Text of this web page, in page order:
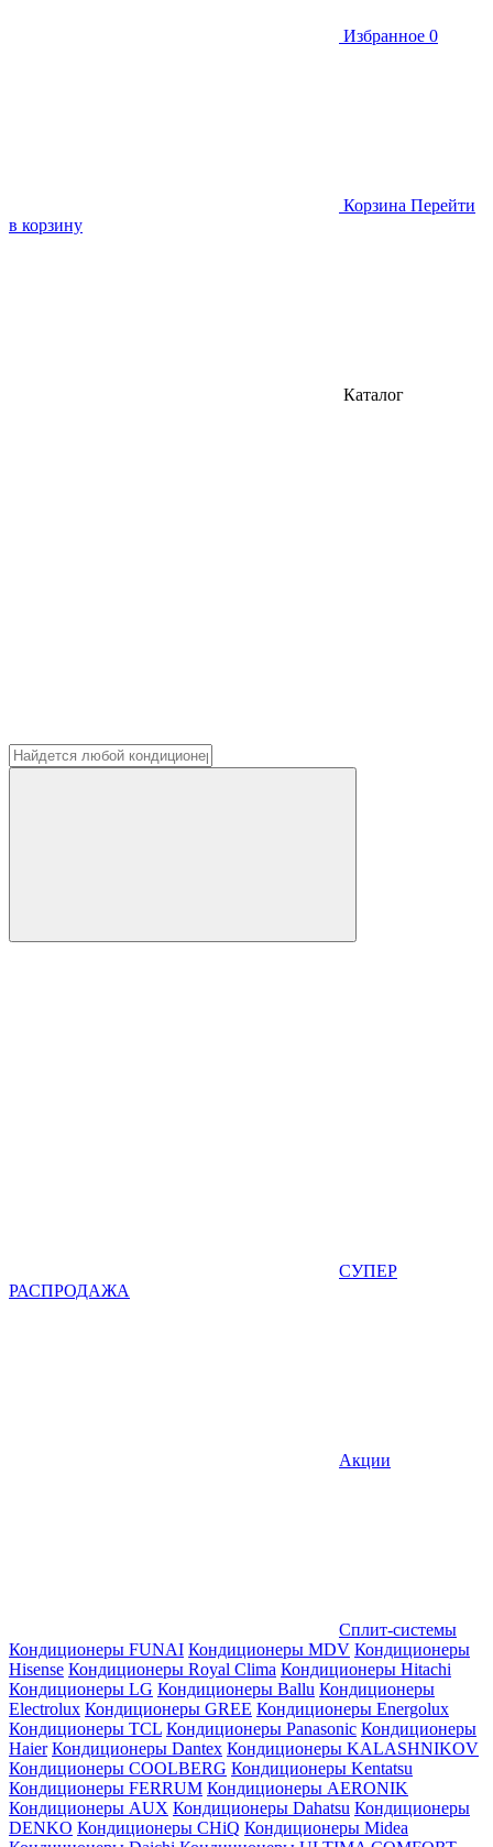
Избранное 0
Корзина Перейти
в корзину
Каталог
СУПЕР
РАСПРОДАЖА
Акции
Сплит-системы
Кондиционеры FUNAI Кондиционеры MDV Кондиционеры
Hisense Кондиционеры Royal Clima Кондиционеры Hitachi
Кондиционеры LG Кондиционеры Ballu Кондиционеры
Electrolux Кондиционеры GREE Кондиционеры Energolux
Кондиционеры TCL Кондиционеры Panasonic Кондиционеры
Haier Кондиционеры Dantex Кондиционеры KALASHNIKOV
Кондиционеры СOOLBERG Кондиционеры Kentatsu
Кондиционеры FERRUM Кондиционеры AERONIK
Кондиционеры AUX Кондиционеры Dahatsu Кондиционеры
DENKO Кондиционеры CHiQ Кондиционеры Midea